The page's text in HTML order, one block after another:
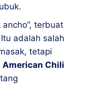
terbuat
adalah salah
tetapi
American Chili